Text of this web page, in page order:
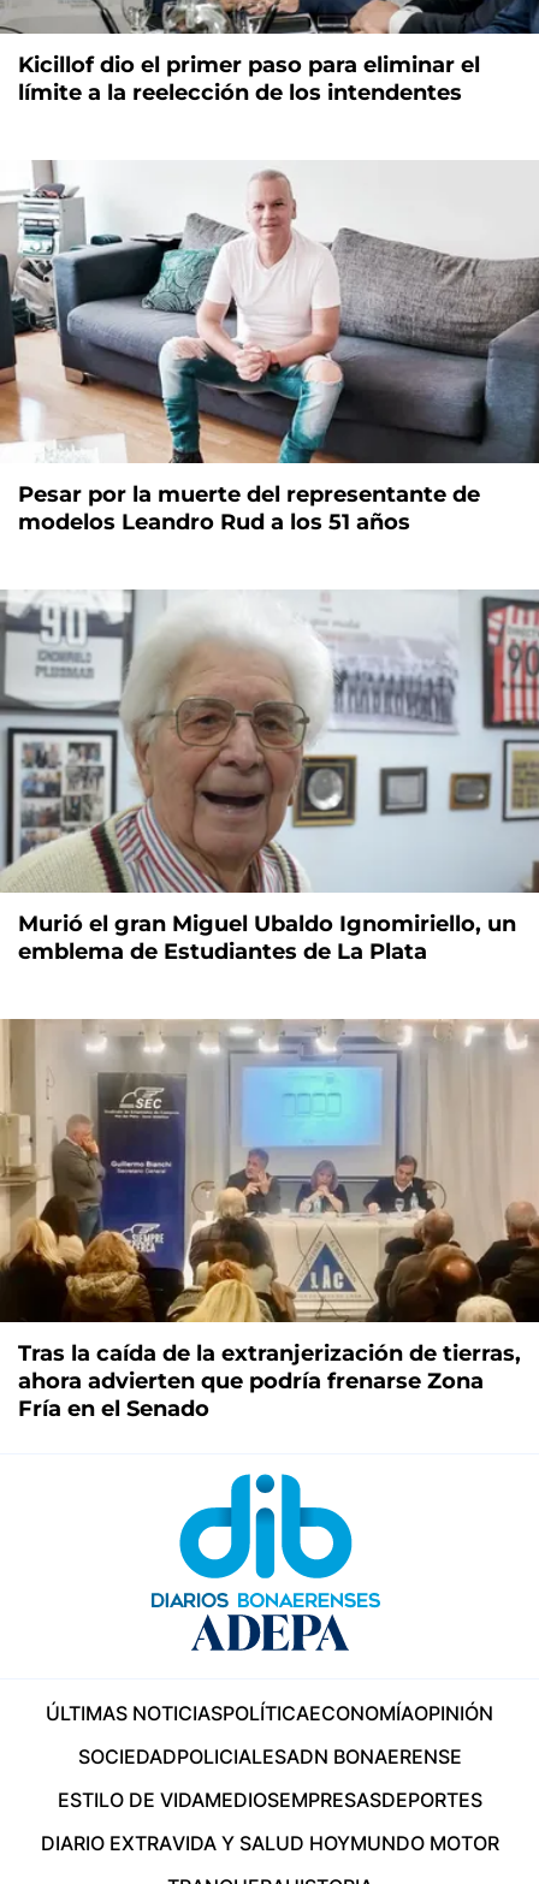
Kicillof dio el primer paso para eliminar el
límite a la reelección de los intendentes
Pesar por la muerte del representante de
modelos Leandro Rud a los 51 años
Murió el gran Miguel Ubaldo Ignomiriello, un
emblema de Estudiantes de La Plata
Tras la caída de la extranjerización de tierras,
ahora advierten que podría frenarse Zona
Fría en el Senado
ÚLTIMAS NOTICIASPOLÍTICAECONOMÍAOPINIÓN
SOCIEDADPOLICIALESADN BONAERENSE
ESTILO DE VIDAMEDIOSEMPRESASDEPORTES
DIARIO EXTRAVIDA Y SALUD HOYMUNDO MOTOR